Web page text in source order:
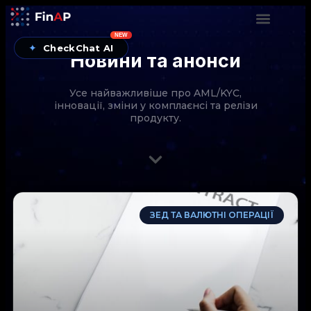
✦ CheckChat AI
NEW
Новини та анонси
Усе найважливіше про AML/KYC,
інновації, зміни у комплаєнсі та релізи
продукту.
ЗЕД ТА ВАЛЮТНІ ОПЕРАЦІЇ